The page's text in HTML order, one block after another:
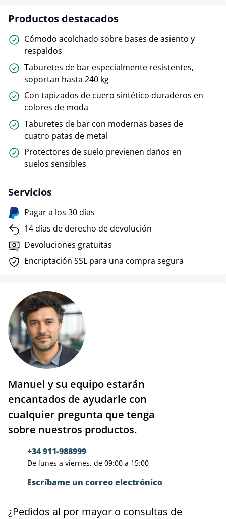
Productos destacados
Cómodo acolchado sobre bases de asiento y
respaldos
Taburetes de bar especialmente resistentes,
soportan hasta 240 kg
Con tapizados de cuero sintético duraderos en
colores de moda
Taburetes de bar con modernas bases de
cuatro patas de metal
Protectores de suelo previenen daños en
suelos sensibles
Servicios
Pagar a los 30 días
14 días de derecho de devolución
Devoluciones gratuitas
Encriptación SSL para una compra segura
Manuel y su equipo estarán
encantados de ayudarle con
cualquier pregunta que tenga
sobre nuestros productos.
+34 911-988999
De lunes a viernes, de 09:00 a 15:00
Escríbame un correo electrónico
¿Pedidos al por mayor o consultas de